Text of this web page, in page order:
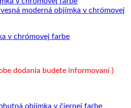
v chrómovej farbe
dodania budete informovaní )